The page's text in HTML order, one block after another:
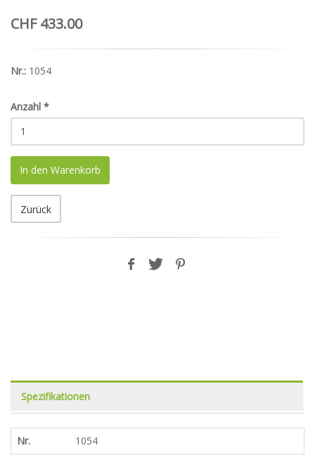
CHF 433.00
Nr.: 1054
Anzahl *
In den Warenkorb
Zurück
Spezifikationen
Nr. 1054